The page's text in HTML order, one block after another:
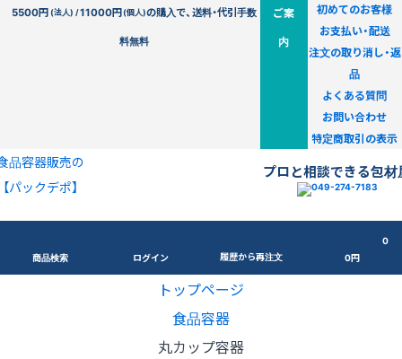
5500円(法人) /11000円(個人)の購入で、送料・代引手数
料無料
ご案
内
初めてのお客様
お支払い・配送
注文の取り消し・返
品
よくある質問
お問い合わせ
特定商取引の表示
品容器販売の
【パックデポ】
プロと相談できる包材
商品検索 ログイン 履歴から再注文
0
0円
トップページ
食品容器
丸カップ容器